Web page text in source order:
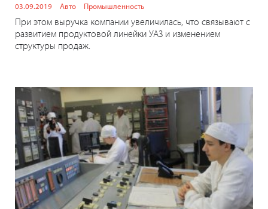
03.09.2019 Авто Промышленность
При этом выручка компании увеличилась, что связывают с
развитием продуктовой линейки УАЗ и изменением
структуры продаж.